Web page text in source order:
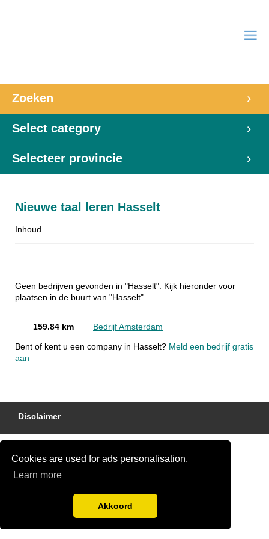
Cookies are used for ads personalisation.
Learn more
Akkoord
Zoeken
Select category
Selecteer provincie
Nieuwe taal leren Hasselt
Inhoud
Geen bedrijven gevonden in "Hasselt". Kijk hieronder voor
plaatsen in de buurt van "Hasselt".
159.84 km Bedrijf Amsterdam
Bent of kent u een company in Hasselt? Meld een bedrijf gratis
aan
Disclaimer